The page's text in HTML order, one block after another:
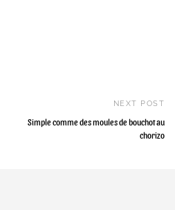
NEXT POST
Simple comme des moules de bouchot au
chorizo